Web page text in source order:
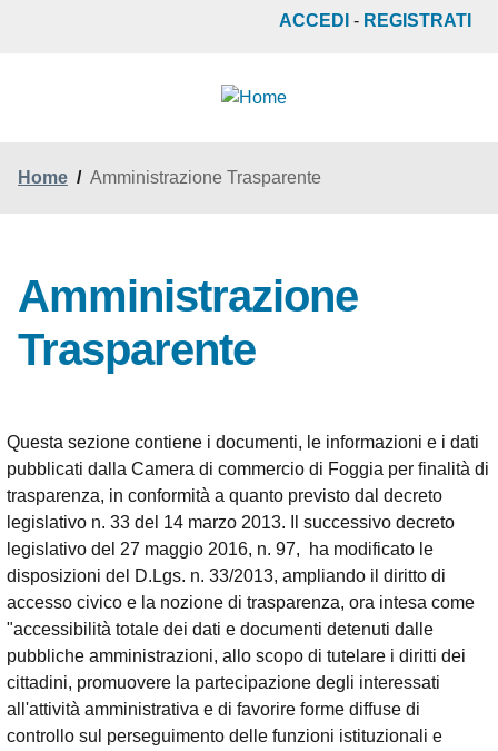
ACCEDI - REGISTRATI
Home / Amministrazione Trasparente
Amministrazione
Trasparente
Questa sezione contiene i documenti, le informazioni e i dati
pubblicati dalla Camera di commercio di Foggia per finalità di
trasparenza, in conformità a quanto previsto dal decreto
legislativo n. 33 del 14 marzo 2013. Il successivo decreto
legislativo del 27 maggio 2016, n. 97, ha modificato le
disposizioni del D.Lgs. n. 33/2013, ampliando il diritto di
accesso civico e la nozione di trasparenza, ora intesa come
"accessibilità totale dei dati e documenti detenuti dalle
pubbliche amministrazioni, allo scopo di tutelare i diritti dei
cittadini, promuovere la partecipazione degli interessati
all'attività amministrativa e di favorire forme diffuse di
controllo sul perseguimento delle funzioni istituzionali e